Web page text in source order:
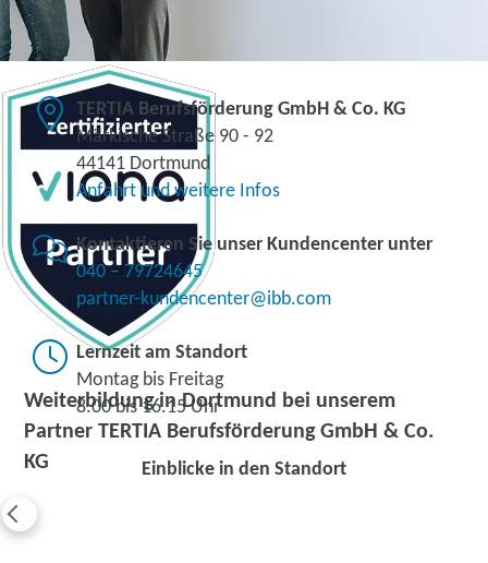
Weiterbildung in Dortmund bei unserem
Partner TERTIA Berufsförderung GmbH & Co.
KG
TERTIA Berufsförderung GmbH & Co. KG
Märkische Straße 90 - 92
44141 Dortmund
Anfahrt und weitere Infos
Kontaktieren Sie unser Kundencenter unter
040 – 79724645
partner-kundencenter@ibb.com
Lernzeit am Standort
Montag bis Freitag
8.00 bis 16.15 Uhr
Einblicke in den Standort